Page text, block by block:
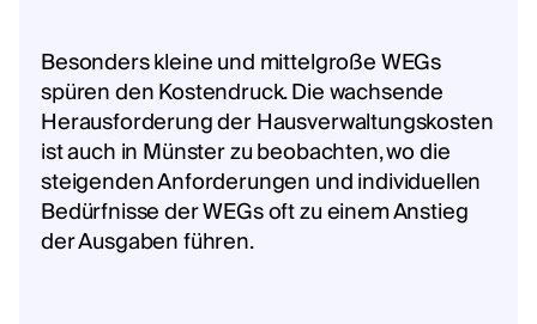
Besonders kleine und mittelgroße WEGs
spüren den Kostendruck. Die wachsende
Herausforderung der Hausverwaltungskosten
ist auch in Münster zu beobachten, wo die
steigenden Anforderungen und individuellen
Bedürfnisse der WEGs oft zu einem Anstieg
der Ausgaben führen.